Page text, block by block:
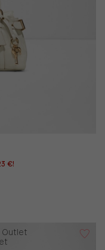
€!
Outlet